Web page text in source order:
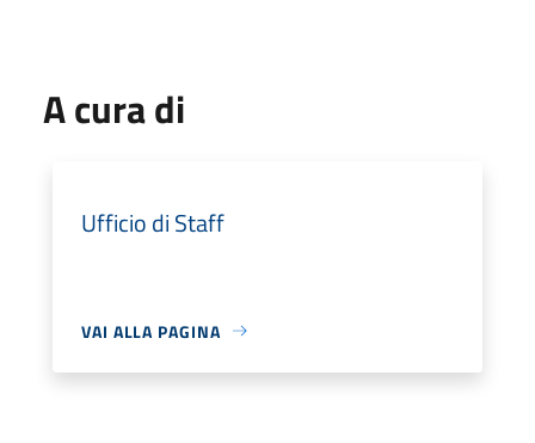
A cura di
Ufficio di Staff
VAI ALLA PAGINA